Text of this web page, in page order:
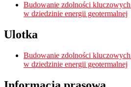
Budowanie zdolności
w dziedzinie energii geotermalnej
Ulotka
Budowanie zdolności
w dziedzinie energii geotermalnej